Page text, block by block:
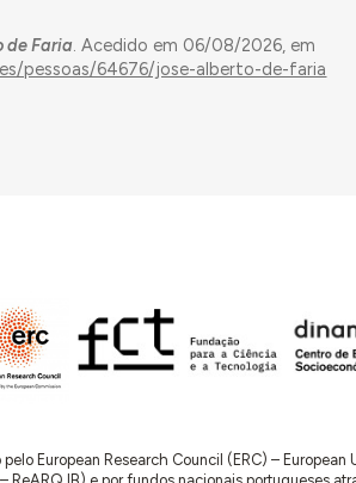
de Faria. Acedido em 06/08/2026, em
pessoas/64676/jose-alberto-de-faria
European Research Council (ERC) –